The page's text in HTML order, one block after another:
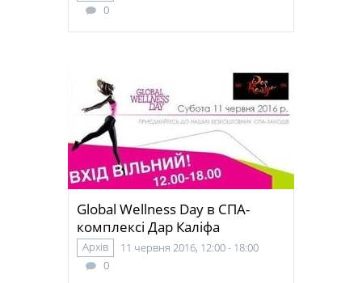
0
Global Wellness Day в СПА-
комплексі Дар Каліфа
Архів
11 червня 2016, 12:00 - 18:00
0